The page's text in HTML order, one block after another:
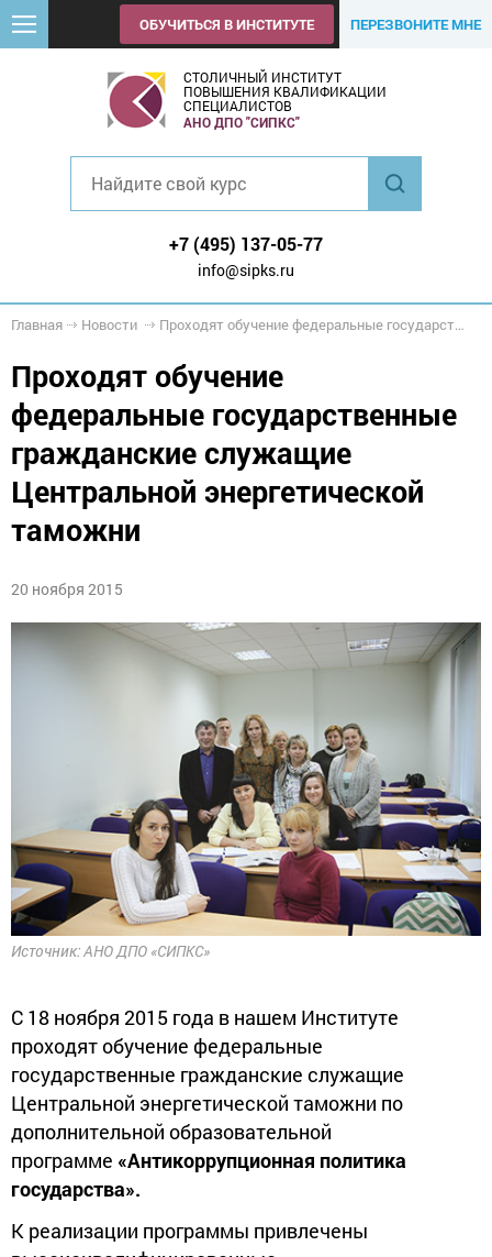
ОБУЧИТЬСЯ В ИНСТИТУТЕ ПЕРЕЗВОНИТЕ МНЕ
СТОЛИЧНЫЙ ИНСТИТУТ
ПОВЫШЕНИЯ КВАЛИФИКАЦИИ
СПЕЦИАЛИСТОВ
АНО ДПО "СИПКС"
+7 (495) 137-05-77
info@sipks.ru
Главная Новости Проходят обучение федеральные государственные гражданские служащие Центральной энергетической таможни
Проходят обучение
федеральные государственные
гражданские служащие
Центральной энергетической
таможни
20 ноября 2015
Источник: АНО ДПО «СИПКС»
С 18 ноября 2015 года в нашем Институте
проходят обучение федеральные
государственные гражданские служащие
Центральной энергетической таможни по
дополнительной образовательной
программе «Антикоррупционная политика
государства».
К реализации программы привлечены